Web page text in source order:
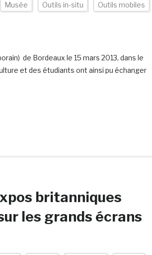
Musée Outils in-situ Outils mobiles
de Bordeaux le 15 mars 2013, dans le
et des étudiants ont ainsi pu échanger
britanniques
les grands écrans